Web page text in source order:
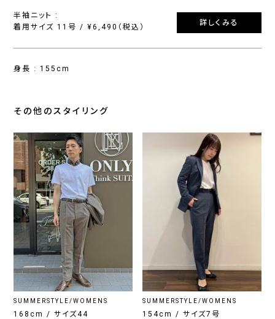
半袖ニット :
着用サイズ 11号 / ¥6,490（税込）
詳しくみる
身長 : 155cm
その他のスタイリング
SUMMERSTYLE/WOMENS
168cm / サイズ44
SUMMERSTYLE/WOMENS
154cm / サイズ7号